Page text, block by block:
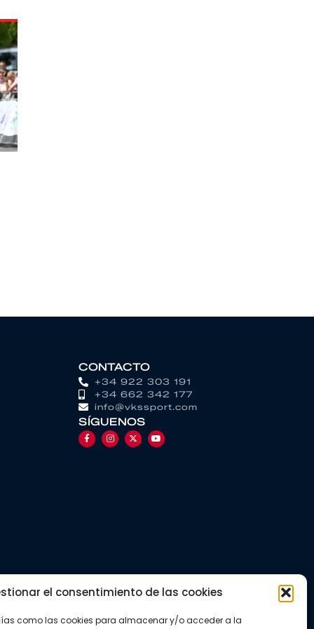
el consentimiento de las cookies
como las cookies para almacenar y/o acceder a la
CONTACTO
+34 922 303 191
+34 662 342 177
info@vkssport.com
SÍGUENOS